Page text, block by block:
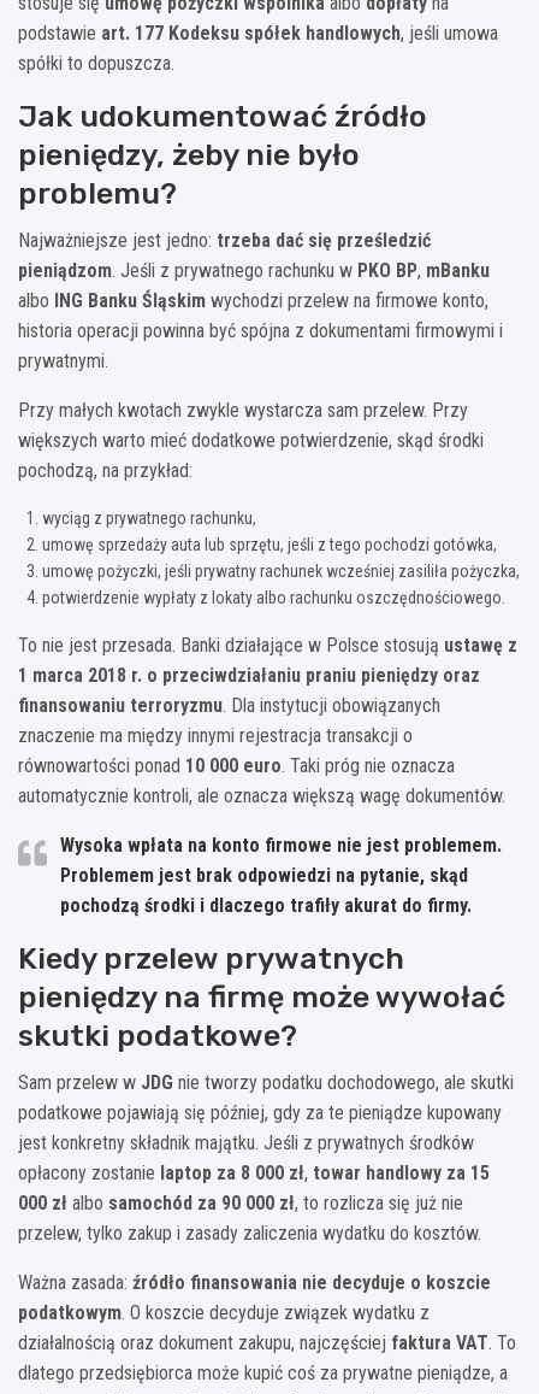
podstawie art. 177 Kodeksu spółek handlowych, jeśli umowa
spółki to dopuszcza.
Jak udokumentować źródło
pieniędzy, żeby nie było
problemu?
Najważniejsze jest jedno: trzeba dać się prześledzić
pieniądzom. Jeśli z prywatnego rachunku w PKO BP, mBanku
albo ING Banku Śląskim wychodzi przelew na firmowe konto,
historia operacji powinna być spójna z dokumentami firmowymi i
prywatnymi.
Przy małych kwotach zwykle wystarcza sam przelew. Przy
większych warto mieć dodatkowe potwierdzenie, skąd środki
pochodzą, na przykład:
wyciąg z prywatnego rachunku,
umowę sprzedaży auta lub sprzętu, jeśli z tego pochodzi gotówka,
umowę pożyczki, jeśli prywatny rachunek wcześniej zasiliła pożyczka,
potwierdzenie wypłaty z lokaty albo rachunku oszczędnościowego.
To nie jest przesada. Banki działające w Polsce stosują ustawę z
1 marca 2018 r. o przeciwdziałaniu praniu pieniędzy oraz
finansowaniu terroryzmu. Dla instytucji obowiązanych
znaczenie ma między innymi rejestracja transakcji o
równowartości ponad 10 000 euro. Taki próg nie oznacza
automatycznie kontroli, ale oznacza większą wagę dokumentów.
Wysoka wpłata na konto firmowe nie jest problemem.
Problemem jest brak odpowiedzi na pytanie, skąd
pochodzą środki i dlaczego trafiły akurat do firmy.
Kiedy przelew prywatnych
pieniędzy na firmę może wywołać
skutki podatkowe?
Sam przelew w JDG nie tworzy podatku dochodowego, ale skutki
podatkowe pojawiają się później, gdy za te pieniądze kupowany
jest konkretny składnik majątku. Jeśli z prywatnych środków
opłacony zostanie laptop za 8 000 zł, towar handlowy za 15
000 zł albo samochód za 90 000 zł, to rozlicza się już nie
przelew, tylko zakup i zasady zaliczenia wydatku do kosztów.
Ważna zasada: źródło finansowania nie decyduje o koszcie
podatkowym. O koszcie decyduje związek wydatku z
działalnością oraz dokument zakupu, najczęściej faktura VAT. To
dlatego przedsiębiorca może kupić coś za prywatne pieniądze, a